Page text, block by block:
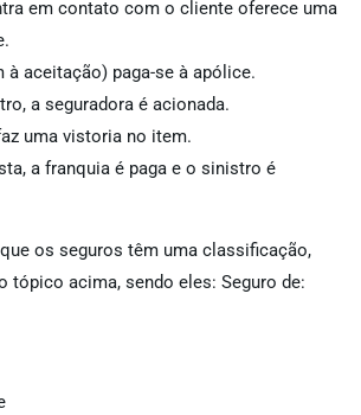
em contato com o cliente oferece uma
à aceitação) paga-se à apólice.
a seguradora é acionada.
uma vistoria no item.
a franquia é paga e o sinistro é
os seguros têm uma classificação,
tópico acima, sendo eles: Seguro de: